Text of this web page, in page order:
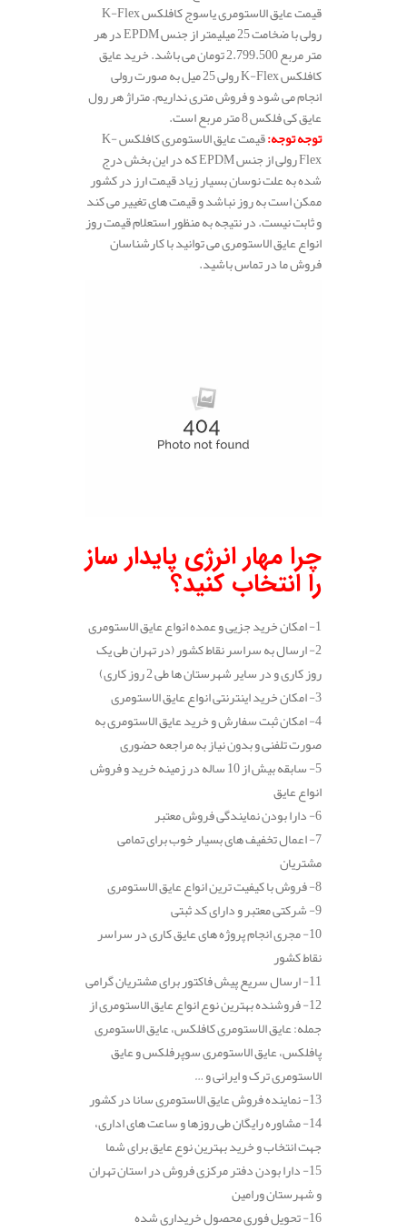
قیمت عایق الاستومری یاسوج کافلکس K-Flex
رولی با ضخامت 25 میلیمتر از جنس EPDM در هر
متر مربع 2.799.500 تومان می باشد. خرید عایق
کافلکس K-Flex رولی 25 میل به صورت رولی
انجام می شود و فروش متری نداریم. متراژ هر رول
عایق کی فلکس 8 متر مربع است.
توجه توجه:
قیمت عایق الاستومری کافلکس K-
Flex رولی از جنس EPDM که در این بخش درج
شده به علت نوسان بسیار زیاد قیمت ارز در کشور
ممکن است به روز نباشد و قیمت های تغییر می کند
و ثابت نیست. در نتیجه به منظور استعلام قیمت روز
انواع عایق الاستومری می توانید با کارشناسان
فروش ما در تماس باشید.
چرا مهار انرژی پایدار ساز
را انتخاب کنید؟
1- امکان خرید جزیی و عمده انواع عایق الاستومری
2- ارسال به سراسر نقاط کشور (در تهران طی یک
روز کاری و در سایر شهرستان ها طی 2 روز کاری)
3- امکان خرید اینترنتی انواع عایق الاستومری
4- امکان ثبت سفارش و خرید عایق الاستومری به
صورت تلفنی و بدون نیاز به مراجعه حضوری
5- سابقه بیش از 10 ساله در زمینه خرید و فروش
انواع عایق
6- دارا بودن نمایندگی فروش معتبر
7- اعمال تخفیف های بسیار خوب برای تمامی
مشتریان
8- فروش با کیفیت ترین انواع عایق الاستومری
9- شرکتی معتبر و دارای کد ثبتی
10- مجری انجام پروژه های عایق کاری در سراسر
نقاط کشور
11- ارسال سریع پیش فاکتور برای مشتریان گرامی
12- فروشنده بهترین نوع انواع عایق الاستومری از
جمله: عایق الاستومری کافلکس، عایق الاستومری
پافلکس، عایق الاستومری سوپرفلکس و عایق
الاستومری ترک و ایرانی و …
13- نماینده فروش عایق الاستومری سانا در کشور
14- مشاوره رایگان طی روزها و ساعت های اداری،
جهت انتخاب و خرید بهترین نوع عایق برای شما
15- دارا بودن دفتر مرکزی فروش در استان تهران
و شهرستان ورامین
16- تحویل فوری محصول خریداری شده